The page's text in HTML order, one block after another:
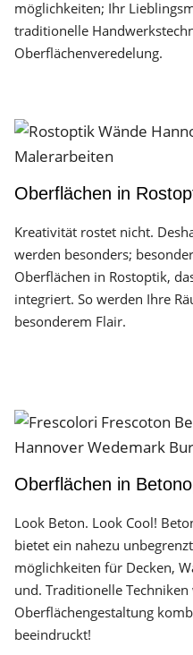
möglichkeiten; Ihr
traditionelle
Oberflächen­veredelung.
Oberflächen in
Kreativität rostet nicht.
werden besonders;
Oberflächen in Rostoptik,
integriert. So werden Ihre
besonderem Flair.
Oberflächen in
Look Beton. Look Cool!
bietet ein nahezu
möglichkeiten für Decken,
und. Traditionelle
Oberflächen­gestaltung
beeindruckt!